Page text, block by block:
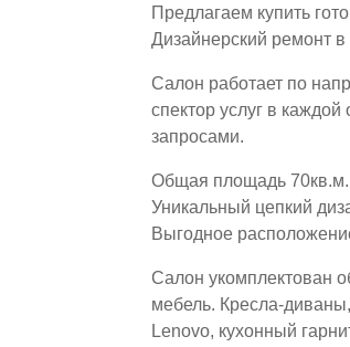
Предлагаем купить
Дизайнерский ремонт
Салон работает по
спектор услуг в
запросами.
Общая площадь 70кв.м.
Уникальный цепкий
Выгодное
Салон укомплектован
мебель. Кресла-
Lenovo, кухонный